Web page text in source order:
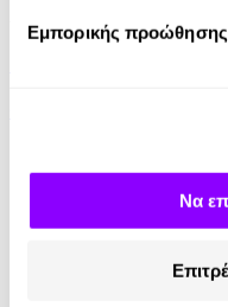
Εμπορικής προώθησης
Να